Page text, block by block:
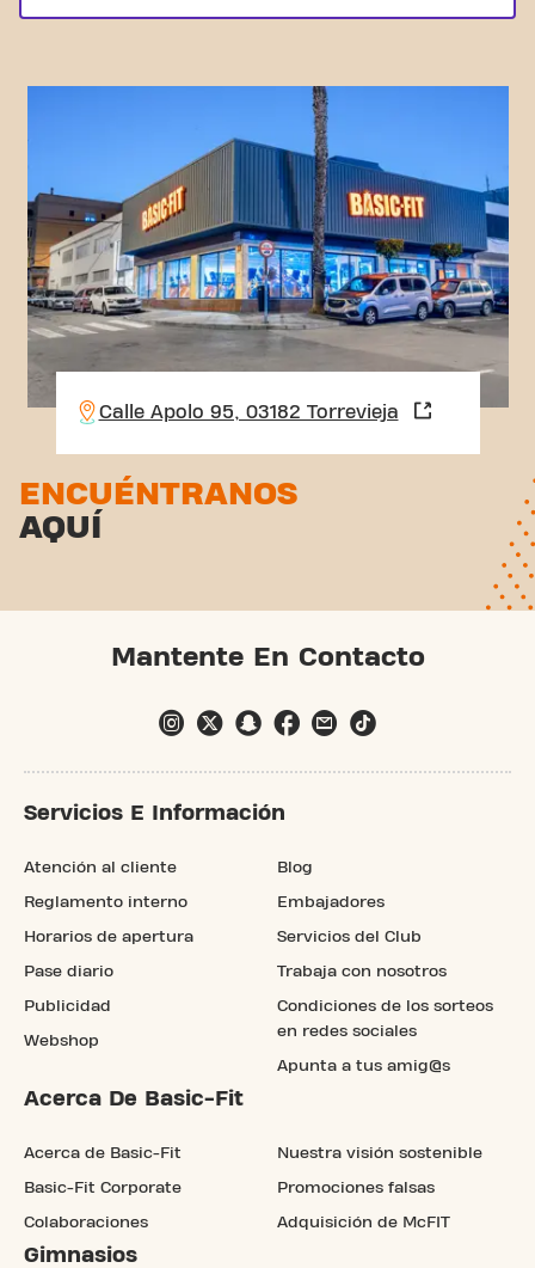
Calle Apolo 95, 03182 Torrevieja
ENCUÉNTRANOS
AQUÍ
Mantente En Contacto
Servicios E Información
Atención al cliente
Reglamento interno
Horarios de apertura
Pase diario
Publicidad
Webshop
Blog
Embajadores
Servicios del Club
Trabaja con nosotros
Condiciones de los sorteos
en redes sociales
Apunta a tus amig@s
Acerca De Basic-Fit
Acerca de Basic-Fit
Basic-Fit Corporate
Colaboraciones
Nuestra visión sostenible
Promociones falsas
Adquisición de McFIT
Gimnasios